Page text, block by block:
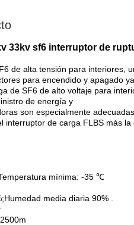
33kv sf6 interruptor de
de alta tensión para interiores,
para encendido y apagado
de SF6 de alto voltaje para
de energía y
son especialmente
interruptor de carga FLBS más
mínima: -35 ℃
media diaria 90% .